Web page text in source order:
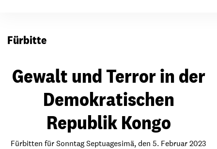
Fürbitte
Gewalt und Terror in der
Demokratischen
Republik Kongo
Fürbitten für Sonntag Septuagesimä, den 5. Februar 2023